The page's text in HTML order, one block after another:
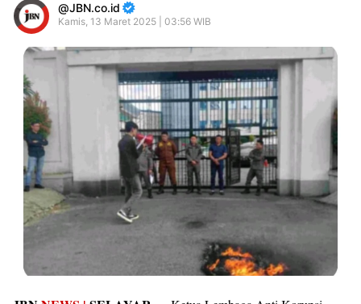
JBN.co.id
Kamis, 13 Maret 2025 | 03:56 WIB